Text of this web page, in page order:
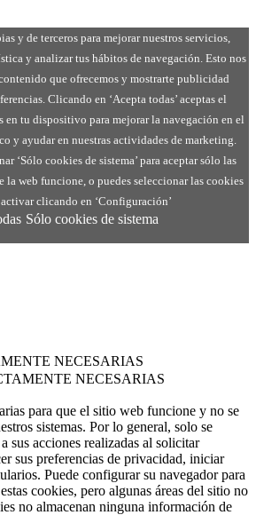
y de terceros para mejorar nuestros servicios,
y analizar tus hábitos de navegación. Esto nos
que ofrecemos y mostrarte publicidad
Clicando en ‘Acepta todas’ aceptas el
en tu dispositivo para mejorar la navegación en el
y ayudar en nuestras actividades de marketing.
‘Sólo cookies de sistema’ para aceptar sólo las
la web funcione, o puedes seleccionar las cookies
clicando en ‘Configuración’
Sólo cookies de sistema
NECESARIAS
NECESARIAS
para que el sitio web funcione y no se
sistemas. Por lo general, solo se
sus acciones realizadas al solicitar
sus preferencias de privacidad, iniciar
Puede configurar su navegador para
cookies, pero algunas áreas del sitio no
no almacenan ninguna información de